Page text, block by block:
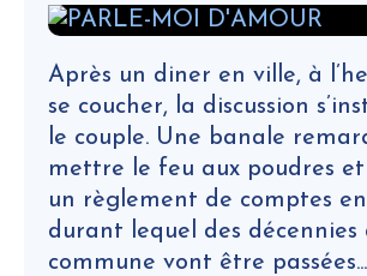
Après un diner en ville, à
se coucher, la discussion
le couple. Une banale
mettre le feu aux poudres
un règlement de comptes
durant lequel des décennies
commune vont être passées...